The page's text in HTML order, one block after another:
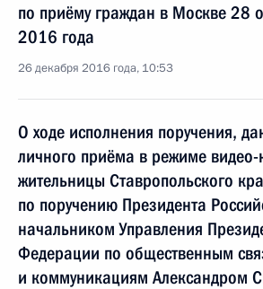
по приёму граждан в Москве 28
2016 года
26 декабря 2016 года, 10:53
О ходе исполнения поручения,
личного приёма в режиме
жительницы Ставропольского
по поручению Президента
начальником Управления
Федерации по общественным
и коммуникациям Александром